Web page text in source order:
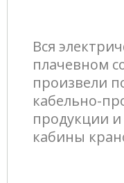
Вся
плачевном
произвели
кабельно-
продукции
кабины